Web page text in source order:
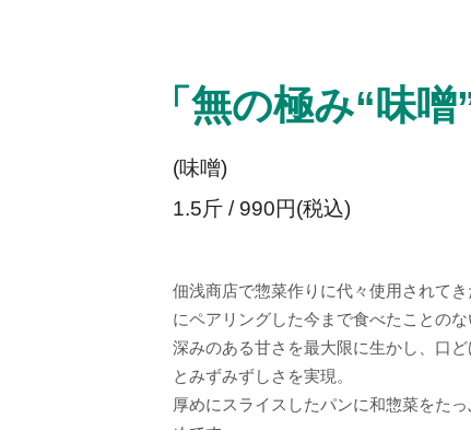
「無の極み“味噌”
(味噌)
1.5斤 / 990円(税込)
佃浅商店で惣菜作りに代々使用されて
にペアリングした今まで食べたことのな
深みのある甘さを最大限に生かし、口
とみずみずしさを実現 。
厚めにスライスしたパンに和惣菜をた